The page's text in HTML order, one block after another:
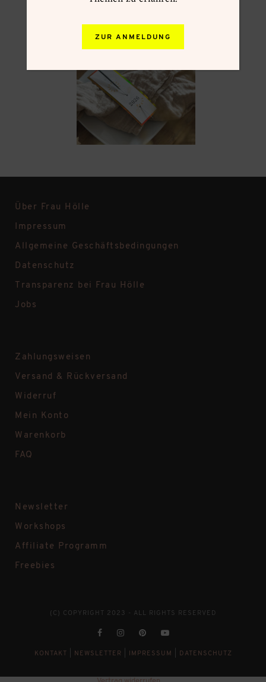
Über Frau Hölle
Impressum
Allgemeine Geschäftsbedingungen
Datenschutz
Transparenz bei Frau Hölle
Jobs
Zahlungsweisen
Versand & Rückversand
Widerruf
Mein Konto
Warenkorb
FAQ
Newsletter
Workshops
Affiliate Programm
Freebies
(C) COPYRIGHT 2023 - ALL RIGHTS RESERVED
KONTAKT NEWSLETTER IMPRESSUM DATENSCHUTZ
ZUR ANMELDUNG